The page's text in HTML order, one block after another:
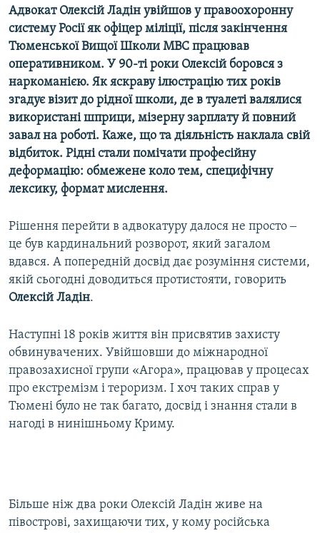
Усі сайти RFE/RL
Адвокат Олексій Ладін увійшов у правоохоронну
систему Росії як офіцер міліції, після закінчення
Тюменської Вищої Школи МВС працював
оперативником. У 90-ті роки Олексій боровся з
наркоманією. Як яскраву ілюстрацію тих років
згадує візит до рідної школи, де в туалеті валялися
використані шприци, мізерну зарплату й повний
завал на роботі. Каже, що та діяльність наклала свій
відбиток. Рідні стали помічати професійну
деформацію: обмежене коло тем, специфічну
лексику, формат мислення.
Рішення перейти в адвокатуру далося не просто ‒
це був кардинальний розворот, який загалом
вдався. А попередній досвід дає розуміння системи,
якій сьогодні доводиться протистояти, говорить
Олексій Ладін.
Наступні 18 років життя він присвятив захисту
обвинувачених. Увійшовши до міжнародної
правозахисної групи «Агора», працював у процесах
про екстремізм і тероризм. І хоч таких справ у
Тюмені було не так багато, досвід і знання стали в
нагоді в нинішньому Криму.
Більше ніж два роки Олексій Ладін живе на
півострові, захищаючи тих, у кому російська